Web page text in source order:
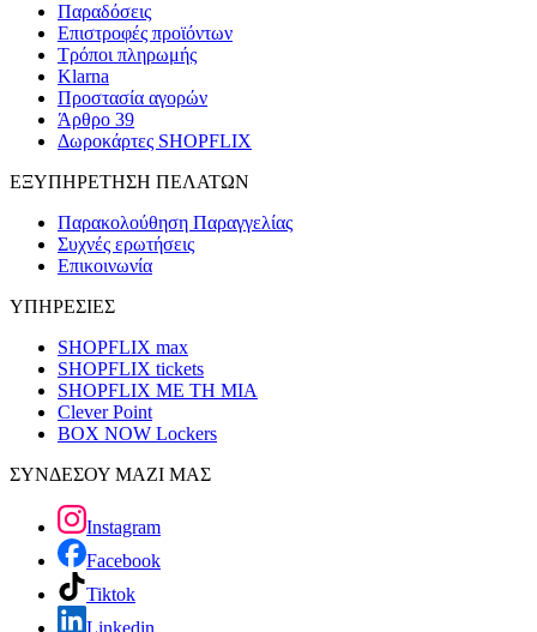
Παραδόσεις
Επιστροφές προϊόντων
Τρόποι πληρωμής
Klarna
Προστασία αγορών
Άρθρο 39
Δωροκάρτες SHOPFLIX
ΕΞΥΠΗΡΕΤΗΣΗ ΠΕΛΑΤΩΝ
Παρακολούθηση Παραγγελίας
Συχνές ερωτήσεις
Επικοινωνία
ΥΠΗΡΕΣΙΕΣ
SHOPFLIX max
SHOPFLIX tickets
SHOPFLIX ΜΕ ΤΗ ΜΙΑ
Clever Point
BOX NOW Lockers
ΣΥΝΔΕΣΟΥ ΜΑΖΙ ΜΑΣ
Instagram
Facebook
Tiktok